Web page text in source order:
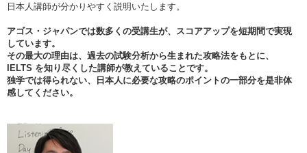
日本人講師が分かりやすく説明いたします。
アゴス・ジャパンでは数多くの受講生が、スコアアップを短期間で実現
しています。
その最大の理由は、過去の試験分析から生まれた攻略法をもとに、
IELTS を知り尽くした講師が教えていることです。
独学では得られない、日本人に必要な攻略のポイントの一部分を是非体
感してください。